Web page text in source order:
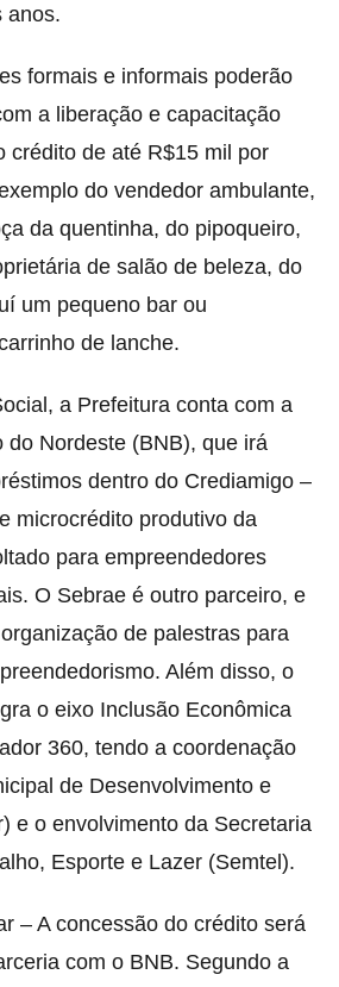
anos.
formais e informais poderão
a liberação e capacitação
crédito de até R$15 mil por
do vendedor ambulante,
da quentinha, do pipoqueiro,
de salão de beleza, do
um pequeno bar ou
de lanche.
a Prefeitura conta com a
do Nordeste (BNB), que irá
dentro do Crediamigo –
microcrédito produtivo da
para empreendedores
O Sebrae é outro parceiro, e
de palestras para
Além disso, o
o eixo Inclusão Econômica
360, tendo a coordenação
de Desenvolvimento e
e o envolvimento da Secretaria
Esporte e Lazer (Semtel).
– A concessão do crédito será
com o BNB. Segundo a